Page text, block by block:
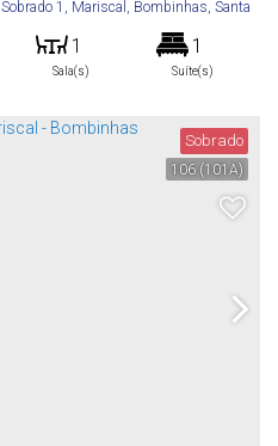
Sobrado 1 , Mariscal , Bombinhas, Santa
1
Sala(s)
1
Suíte(s)
106 (101A)
Sobrado